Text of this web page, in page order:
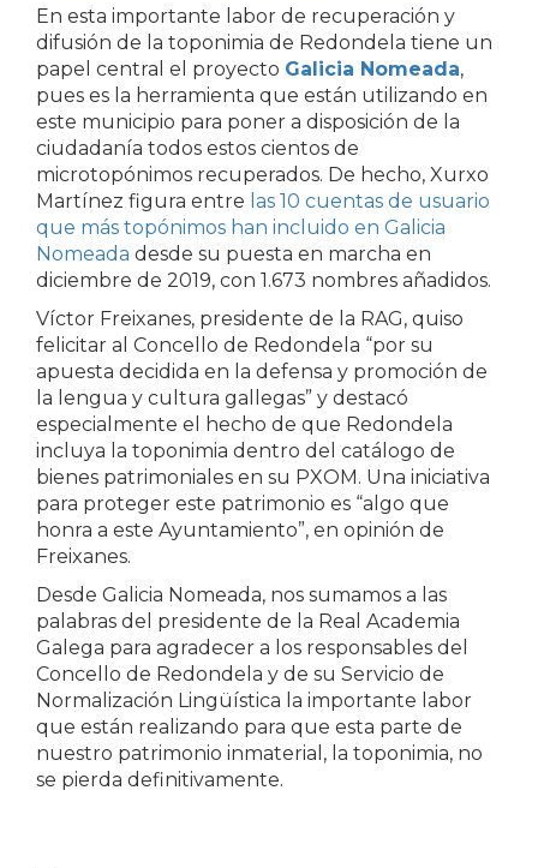
En esta importante labor de recuperación y
difusión de la toponimia de Redondela tiene un
papel central el proyecto Galicia Nomeada,
pues es la herramienta que están utilizando en
este municipio para poner a disposición de la
ciudadanía todos estos cientos de
microtopónimos recuperados. De hecho, Xurxo
Martínez figura entre las 10 cuentas de usuario
que más topónimos han incluido en Galicia
Nomeada desde su puesta en marcha en
diciembre de 2019, con 1.673 nombres añadidos.
Víctor Freixanes, presidente de la RAG, quiso
felicitar al Concello de Redondela “por su
apuesta decidida en la defensa y promoción de
la lengua y cultura gallegas” y destacó
especialmente el hecho de que Redondela
incluya la toponimia dentro del catálogo de
bienes patrimoniales en su PXOM. Una iniciativa
para proteger este patrimonio es “algo que
honra a este Ayuntamiento”, en opinión de
Freixanes.
Desde Galicia Nomeada, nos sumamos a las
palabras del presidente de la Real Academia
Galega para agradecer a los responsables del
Concello de Redondela y de su Servicio de
Normalización Lingüística la importante labor
que están realizando para que esta parte de
nuestro patrimonio inmaterial, la toponimia, no
se pierda definitivamente.